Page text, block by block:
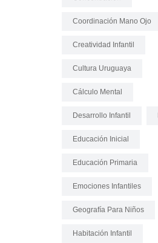
Coordinación Mano Ojo
Creatividad Infantil
Cultura Uruguaya
Cálculo Mental
Desarrollo Infantil
Educación Inicial
Educación Primaria
Emociones Infantiles
Geografía Para Niños
Habitación Infantil